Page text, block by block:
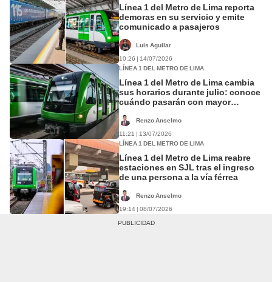
Línea 1 del Metro de Lima reporta
demoras en su servicio y emite
comunicado a pasajeros
Luis Aguilar
10:26 | 14/07/2026
LÍNEA 1 DEL METRO DE LIMA
Línea 1 del Metro de Lima cambia
sus horarios durante julio: conoce
cuándo pasarán con mayor
Renzo Anselmo
11:21 | 13/07/2026
LÍNEA 1 DEL METRO DE LIMA
Línea 1 del Metro de Lima reabre
estaciones en SJL tras el ingreso
de una persona a la vía férrea
Renzo Anselmo
19:14 | 08/07/2026